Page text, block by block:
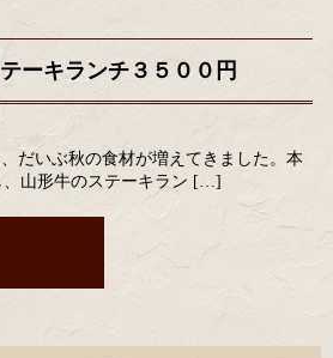
ーキランチ３５００円
だいぶ秋の食材が増えてきました。本
、山形牛のステーキラン […]